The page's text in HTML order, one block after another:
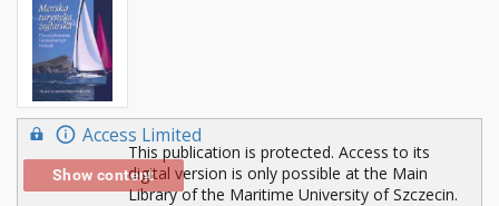
Access Limited
Show content
This publication is protected. Access to its
digital version is only possible at the Main
Library of the Maritime University of Szczecin.